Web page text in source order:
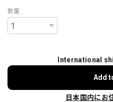
数量
International
Add
日本国内にお